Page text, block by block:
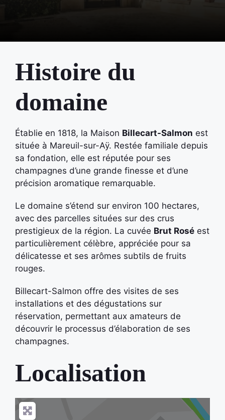
Histoire du
domaine
Établie en 1818, la Maison Billecart-Salmon est
située à Mareuil-sur-Aÿ. Restée familiale depuis
sa fondation, elle est réputée pour ses
champagnes d’une grande finesse et d’une
précision aromatique remarquable.
Le domaine s’étend sur environ 100 hectares,
avec des parcelles situées sur des crus
prestigieux de la région. La cuvée Brut Rosé est
particulièrement célèbre, appréciée pour sa
délicatesse et ses arômes subtils de fruits
rouges.
Billecart-Salmon offre des visites de ses
installations et des dégustations sur
réservation, permettant aux amateurs de
découvrir le processus d’élaboration de ses
champagnes.
Localisation